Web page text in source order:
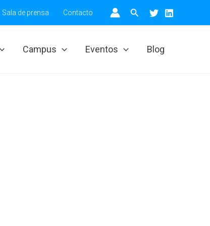
Sala de prensa Contacto Buscar
Campus Eventos Blog